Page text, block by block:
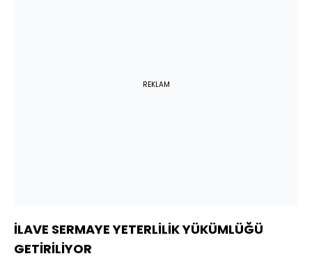
REKLAM
İLAVE SERMAYE YETERLİLİK YÜKÜMLÜĞÜ
GETİRİLİYOR